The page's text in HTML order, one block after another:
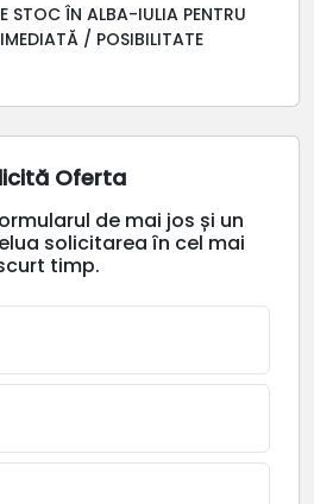
STOC ÎN ALBA-IULIA PENTRU
/ POSIBILITATE
Oferta
de mai jos și un
solicitarea în cel mai
timp.